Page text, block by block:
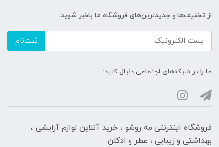
از تخفیف‌ها و جدیدترین‌های فروشگاه ما باخبر شوید:
ثبت‌نام
ما را در شبکه‌های اجتماعی دنبال کنید:
فروشگاه اینترنتی مه‌ رو‌شو ، خرید آنلاین لوازم آرایشی ،
بهداشتی و زیبایی ، عطر و ادکلن